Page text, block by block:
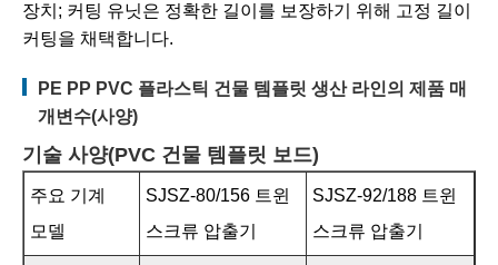
장치; 커팅 유닛은 정확한 길이를 보장하기 위해 고정 길이
커팅을 채택합니다.
PE PP PVC 플라스틱 건물 템플릿 생산 라인의 제품 매
개변수(사양)
기술 사양(PVC 건물 템플릿 보드)
주요 기계
모델
SJSZ-80/156 트윈
스크류 압출기
SJSZ-92/188 트윈
스크류 압출기